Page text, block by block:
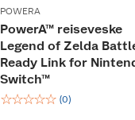
POWERA
PowerA™ reiseveske
Legend of Zelda
Ready Link for
Switch™
☆☆☆☆☆ (0)